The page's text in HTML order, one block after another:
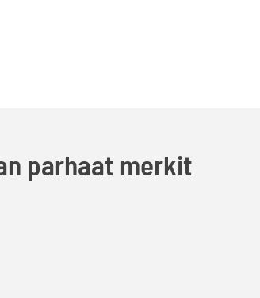
parhaat merkit